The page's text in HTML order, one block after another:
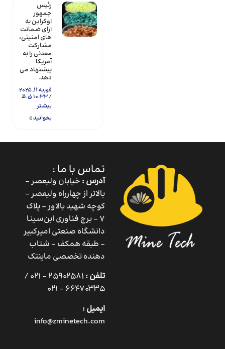
رئیس
جمهور
اوکراین به
ازای ضمانت
های امنیتی،
مشارکت
معدنی را به
آمریکا
پیشنهاد می
دهد.
فوریه 11, 2025
10:33 ق.ظ
بیشتر
بخوانید »
تماس با ما :
آدرس : خیابان ولیعصر –
بالاتر از چهارراه ولیعصر –
کوچه شهید بالاور – پلاک
۷ – برج فناوری ابن‌سینا
دانشگاه صنعتی امیرکبیر
– طبقه همکف – شتاب
دهنده تخصصی ماینتک
تلفن :
25902581 – 021 /
66470335 – 021
ایمیل :
info@zminetech.com